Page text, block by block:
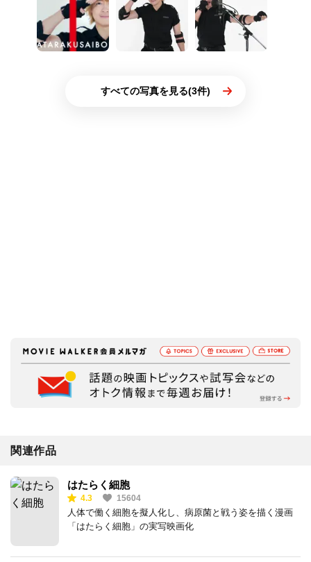
すべての写真を見る(3件)
関連作品
はたらく細胞
4.3 15604
人体で働く細胞を擬人化し、病原菌と戦う姿を描く漫画
「はたらく細胞」の実写映画化